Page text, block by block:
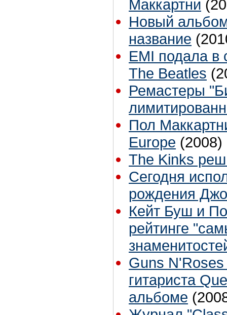
Маккартни
Новый
название
EMI подала в
The Beatles
Ремастеры
Пол
Europe (2008)
The Kinks
Сегодня
рождения
Кейт Буш и
рейтинге
Guns N'Roses
гитариста
альбоме